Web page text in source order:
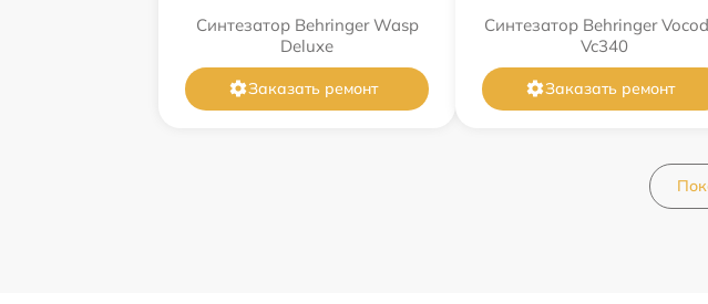
Синтезатор Behringer Wasp
Deluxe
Заказать ремонт
Синтезатор Behringer
Vc340
Заказать ремонт